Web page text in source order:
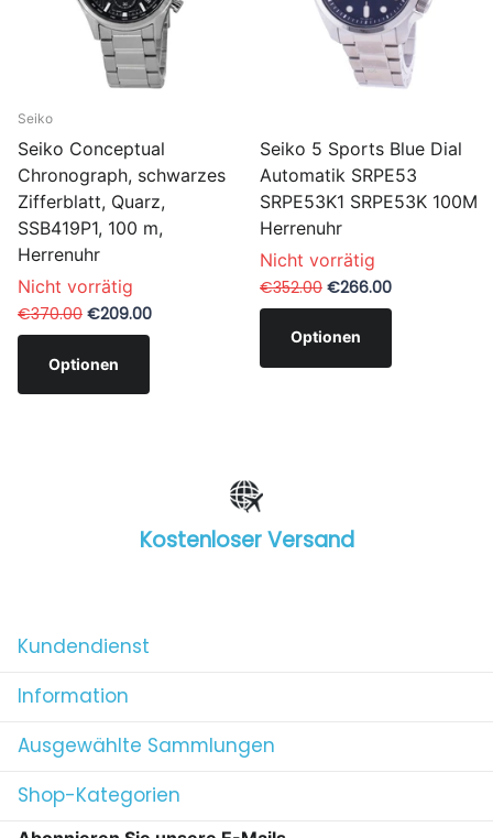
Seiko
Seiko Conceptual
Chronograph, schwarzes
Zifferblatt, Quarz,
SSB419P1, 100 m,
Herrenuhr
Nicht vorrätig
€370.00 €209.00
Optionen
Seiko 5 Sports Blue Dial
Automatik SRPE53
SRPE53K1 SRPE53K 100M
Herrenuhr
Nicht vorrätig
€352.00 €266.00
Optionen
Kostenloser Versand
Kundendienst
Information
Ausgewählte Sammlungen
Shop-Kategorien